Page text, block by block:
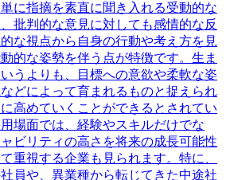
に指摘を素直に聞き入れる受動的な
批判的な意見に対しても感情的な反
な視点から自身の行動や考え方を見
的な姿勢を伴う点が特徴です。生ま
うよりも、目標への意欲や柔軟な姿
どによって育まれるものと捉えられ
高めていくことができるとされてい
場面では、経験やスキルだけでな
ビリティの高さを将来の成長可能性
重視する企業も見られます。特に、
員や、異業種から転じてきた中途社